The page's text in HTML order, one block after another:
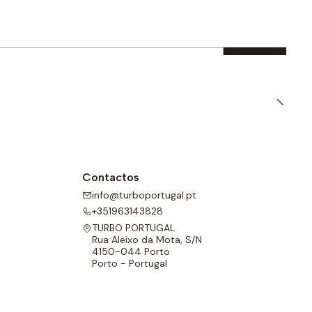
Contactos
info@turboportugal.pt
+351963143828
TURBO PORTUGAL
Rua Aleixo da Mota, S/N
4150-044 Porto
Porto - Portugal